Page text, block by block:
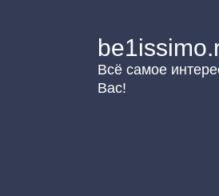
Всё самое
Вас!